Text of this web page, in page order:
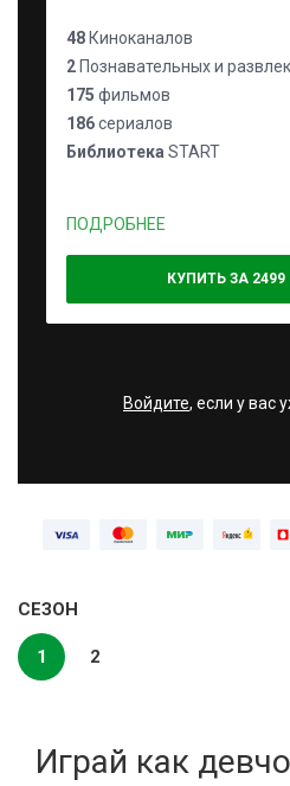
48 Киноканалов
2 Познавательных и
175 фильмов
186сериалов
Библиотека START
ПОДРОБНЕЕ
Войдите, если у вас
СЕЗОН
1 2
Играй как